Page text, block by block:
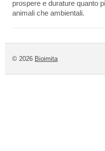
prospere e durature quanto
animali che ambientali.
© 2026 Bioimita